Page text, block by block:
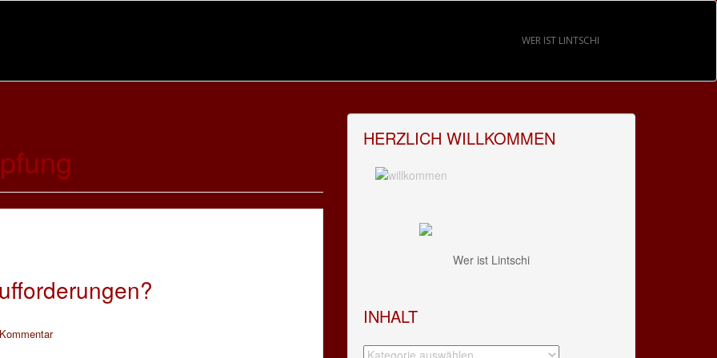
WER IST LINTSCHI
HERZLICH WILLKOMMEN
Wer ist Lintschi
INHALT
Inhalt